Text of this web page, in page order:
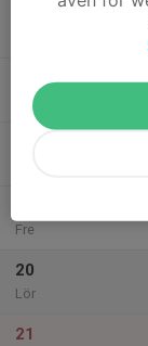
Ons
Fre
20
Lör
21